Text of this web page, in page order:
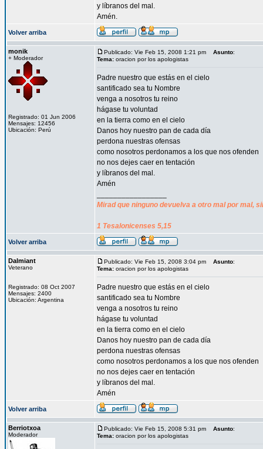
y líbranos del mal.
Amén.
Volver arriba
monik
+ Moderador
Registrado: 01 Jun 2006
Mensajes: 12456
Ubicación: Perú
Publicado: Vie Feb 15, 2008 1:21 pm Asunto:
Tema: oracion por los apologistas
Padre nuestro que estás en el cielo
santificado sea tu Nombre
venga a nosotros tu reino
hágase tu voluntad
en la tierra como en el cielo
Danos hoy nuestro pan de cada día
perdona nuestras ofensas
como nosotros perdonamos a los que nos ofenden
no nos dejes caer en tentación
y líbranos del mal.
Amén
Mirad que ninguno devuelva a otro mal por mal,
1 Tesalonicenses 5,15
Volver arriba
Dalmiant
Veterano
Registrado: 08 Oct 2007
Mensajes: 2400
Ubicación: Argentina
Publicado: Vie Feb 15, 2008 3:04 pm Asunto:
Tema: oracion por los apologistas
Padre nuestro que estás en el cielo
santificado sea tu Nombre
venga a nosotros tu reino
hágase tu voluntad
en la tierra como en el cielo
Danos hoy nuestro pan de cada día
perdona nuestras ofensas
como nosotros perdonamos a los que nos ofenden
no nos dejes caer en tentación
y líbranos del mal.
Amén
Volver arriba
Berriotxoa
Moderador
Publicado: Vie Feb 15, 2008 5:31 pm Asunto:
Tema: oracion por los apologistas